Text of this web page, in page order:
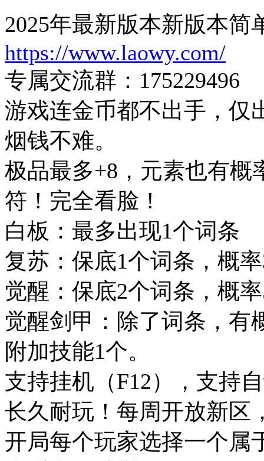
2025年最新版本新版本简
https://www.laowy.com/
专属交流群：175229496
游戏连金币都不出手，仅
烟钱不难。
极品最多+8，元素也有概
符！完全看脸！
白板：最多出现1个词条
复苏：保底1个词条，概
觉醒：保底2个词条，概
觉醒剑甲：除了词条，有
附加技能1个。
支持挂机（F12），支持
长久耐玩！每周开放新区
开局每个玩家选择一个属